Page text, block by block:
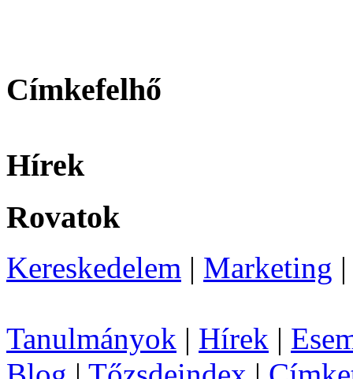
Címkefelhő
Hírek
Rovatok
Kereskedelem | Marketing
Tanulmányok | Hírek |